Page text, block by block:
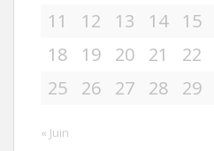
11
12 13 14 15
18
19 20 21 22
25
26 27 28 29
« Juin